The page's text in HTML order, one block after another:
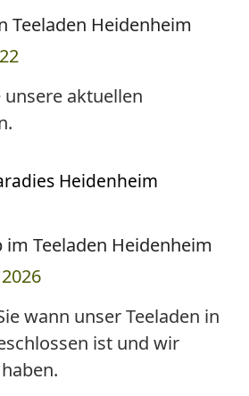
Teeladen Heidenheim
unsere aktuellen
Teeladen Heidenheim
wann unser Teeladen in
ist und wir